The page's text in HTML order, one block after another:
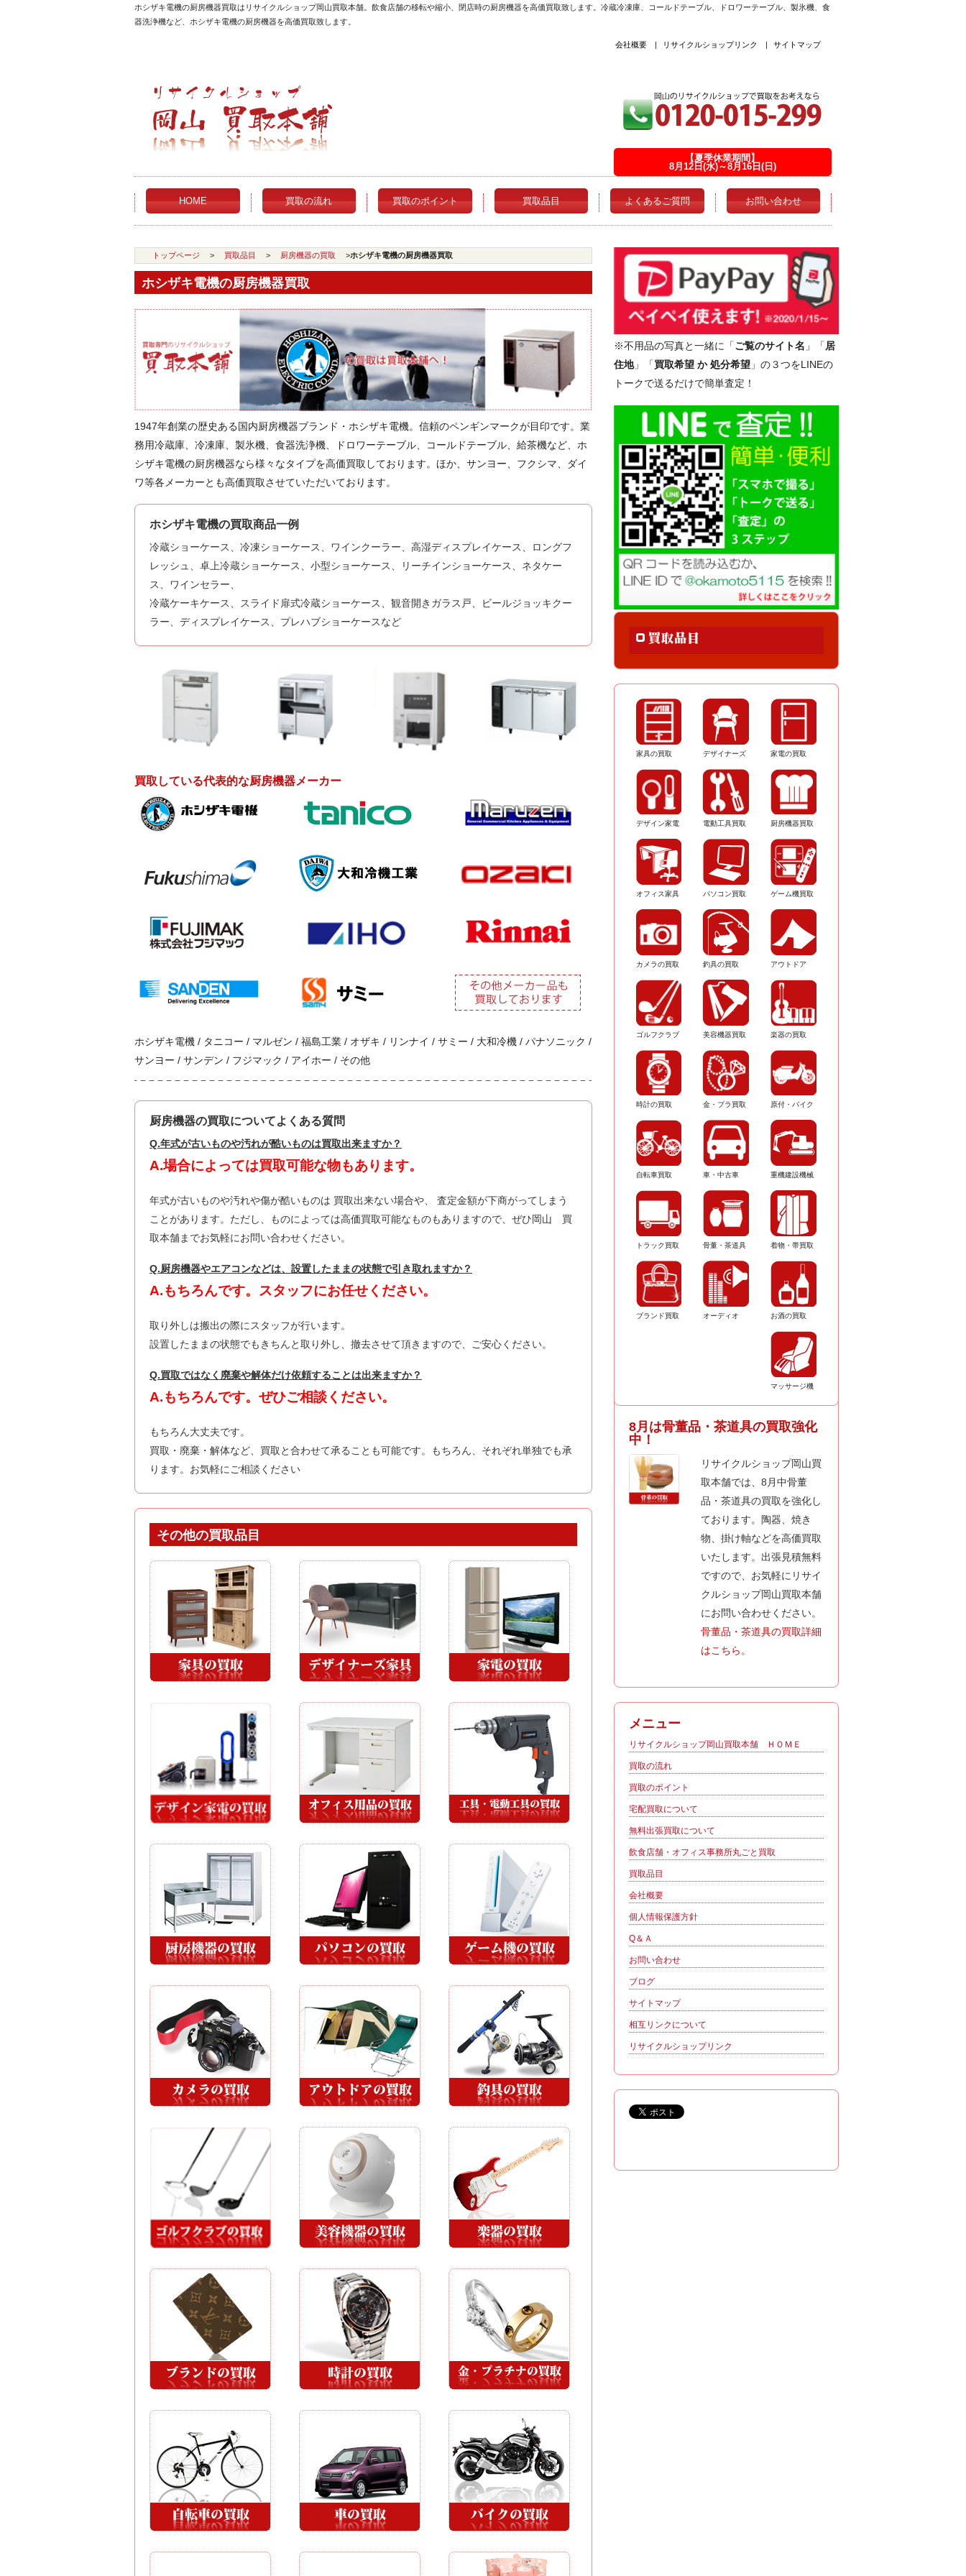
ホシザキ電機の厨房機器買取はリサイクルショップ岡山買取本舗。飲食店舗の移転や縮小、閉店時の厨房機器を高価買取致します。冷蔵冷凍庫、コールドテーブル、ドロワーテーブル、製氷機、食
器洗浄機など、ホシザキ電機の厨房機器を高価買取致します。
会社概要 | リサイクルショップリンク | サイトマップ
【夏季休業期間】
8月12日(水)～8月16日(日)
HOME 買取の流れ 買取のポイント 買取品目 よくあるご質問 お問い合わせ
トップページ > 買取品目 > 厨房機器の買取 >ホシザキ電機の厨房機器買取
ホシザキ電機の厨房機器買取
1947年創業の歴史ある国内厨房機器ブランド・ホシザキ電機。信頼のペンギンマークが目印です。業
務用冷蔵庫、冷凍庫、製氷機、食器洗浄機、ドロワーテーブル、コールドテーブル、給茶機など、ホ
シザキ電機の厨房機器なら様々なタイプを高価買取しております。ほか、サンヨー、フクシマ、ダイ
ワ等各メーカーとも高価買取させていただいております。
ホシザキ電機の買取商品一例
冷蔵ショーケース、冷凍ショーケース、ワインクーラー、高湿ディスプレイケース、ロングフ
レッシュ、卓上冷蔵ショーケース、小型ショーケース、リーチインショーケース、ネタケー
ス、ワインセラー、
冷蔵ケーキケース、スライド扉式冷蔵ショーケース、観音開きガラス戸、ビールジョッキクー
ラー、ディスプレイケース、プレハブショーケースなど
買取している代表的な厨房機器メーカー
ホシザキ電機 / タニコー / マルゼン / 福島工業 / オザキ / リンナイ / サミー / 大和冷機 / パナソニック /
サンヨー / サンデン / フジマック / アイホー / その他
厨房機器の買取についてよくある質問
Q.年式が古いものや汚れが酷いものは買取出来ますか？
A.場合によっては買取可能な物もあります。
年式が古いものや汚れや傷が酷いものは 買取出来ない場合や、 査定金額が下商がってしまう
ことがあります。ただし、ものによっては高価買取可能なものもありますので、ぜひ岡山 買
取本舗までお気軽にお問い合わせください。
Q.厨房機器やエアコンなどは、設置したままの状態で引き取れますか？
A.もちろんです。スタッフにお任せください。
取り外しは搬出の際にスタッフが行います。
設置したままの状態でもきちんと取り外し、撤去させて頂きますので、ご安心ください。
Q.買取ではなく廃棄や解体だけ依頼することは出来ますか？
A.もちろんです。ぜひご相談ください。
もちろん大丈夫です。
買取・廃棄・解体など、買取と合わせて承ることも可能です。もちろん、それぞれ単独でも承
ります。お気軽にご相談ください
その他の買取品目
※不用品の写真と一緒に「ご覧のサイト名 」「居
住地」「買取希望 か 処分希望」の３つをLINEの
トークで送るだけで簡単査定！
家具の買取 デザイナーズ 家電の買取
デザイン家電 電動工具買取 厨房機器買取
オフィス家具 パソコン買取 ゲーム機買取
カメラの買取 釣具の買取 アウトドア
ゴルフクラブ 美容機器買取 楽器の買取
時計の買取 金・プラ買取 原付・バイク
自転車買取 車・中古車 重機建設機械
トラック買取 骨董・茶道具 着物・帯買取
ブランド買取 オーディオ お酒の買取
マッサージ機
8月は骨董品・茶道具の買取強化
中！
リサイクルショップ岡山買
取本舗では、8月中骨董
品・茶道具の買取を強化し
ております。陶器、焼き
物、掛け軸などを高価買取
いたします。出張見積無料
ですので、お気軽にリサイ
クルショップ岡山買取本舗
にお問い合わせください。
骨董品・茶道具の買取詳細
はこちら。
メニュー
リサイクルショップ岡山買取本舗 ＨＯＭＥ
買取の流れ
買取のポイント
宅配買取について
無料出張買取について
飲食店舗・オフィス事務所丸ごと買取
買取品目
会社概要
個人情報保護方針
Q＆Ａ
お問い合わせ
ブログ
サイトマップ
相互リンクについて
リサイクルショップリンク